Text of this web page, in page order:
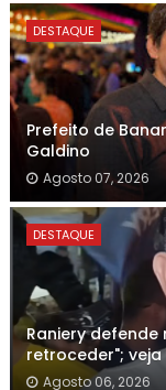
DESTAQUE
Prefeito de
Galdino
Agosto 07, 2026
DESTAQUE
Raniery defende
retroceder";
Agosto 06, 2026